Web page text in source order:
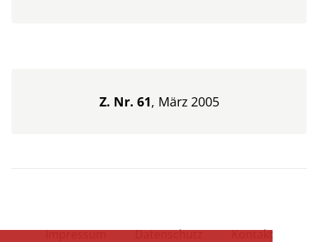
Z. Nr. 61, März 2005
Impressum Datenschutz Kontakt